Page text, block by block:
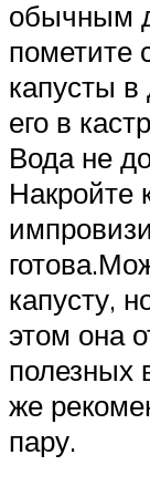
обычным
пометите
капусты в
его в
Вода не
Накройте
капусту,
этом она
полезных
же
пару.